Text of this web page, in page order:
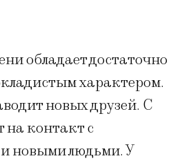
обладает достаточно
характером.
новых друзей. С
на контакт с
новыми людьми. У